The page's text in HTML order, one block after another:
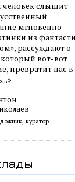
человек слышит
мгновенно
из
рассуждают о
вот-вот
превратит нас в
куратор